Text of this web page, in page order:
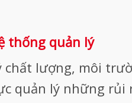
thống quản lý
lượng, môi
quản lý những